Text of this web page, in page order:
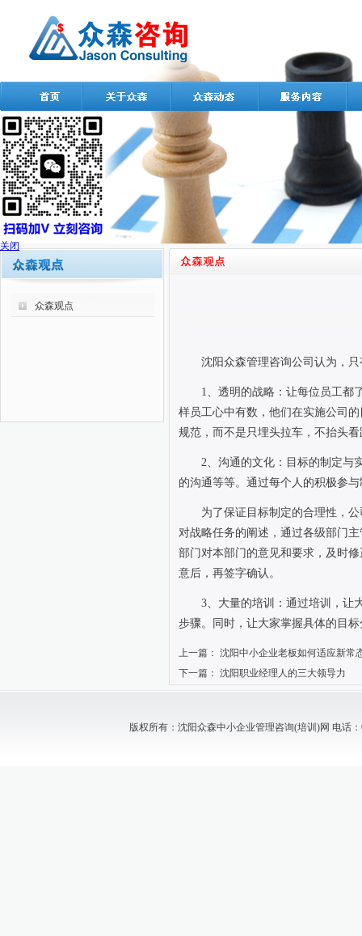
众森观点
沈阳众森管理咨询公司认为，
1 、透明的战略：让每位员工
样员工心中有数，他们在实施公司
规范，而不是只埋头拉车，不抬头看
2 、沟通的文化：目标的制定
的沟通等等。通过每个人的积极参
为了保证目标制定的合理性，
对战略任务的阐述，通过各级部门
部门对本部门的意见和要求，及时
意后，再签字确认。
3、大量的培训：通过培训，让
步骤。同时，让大家掌握具体的目
上一篇： 沈阳中小企业老板如何适应新常
下一篇： 沈阳职业经理人的三大领导力
版权所有：沈阳众森中小企业管理咨询(培训)网 电话：
关闭